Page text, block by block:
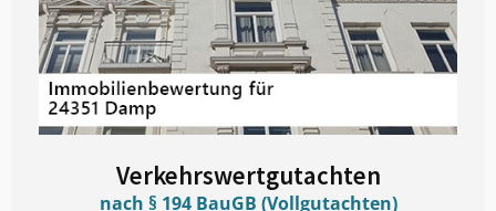
Verkehrswertgutachten
nach § 194 BauGB (Vollgutachten)